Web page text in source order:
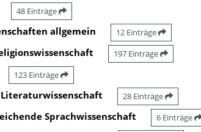
48 Einträge
allgemein 12 Einträge
197 Einträge
123 Einträge
Literaturwissenschaft 28 Einträge
Sprachwissenschaft 6 Einträge